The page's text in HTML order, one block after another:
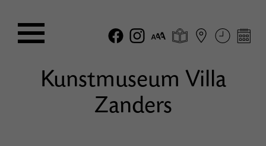
Kunstmuseum Villa
Zanders